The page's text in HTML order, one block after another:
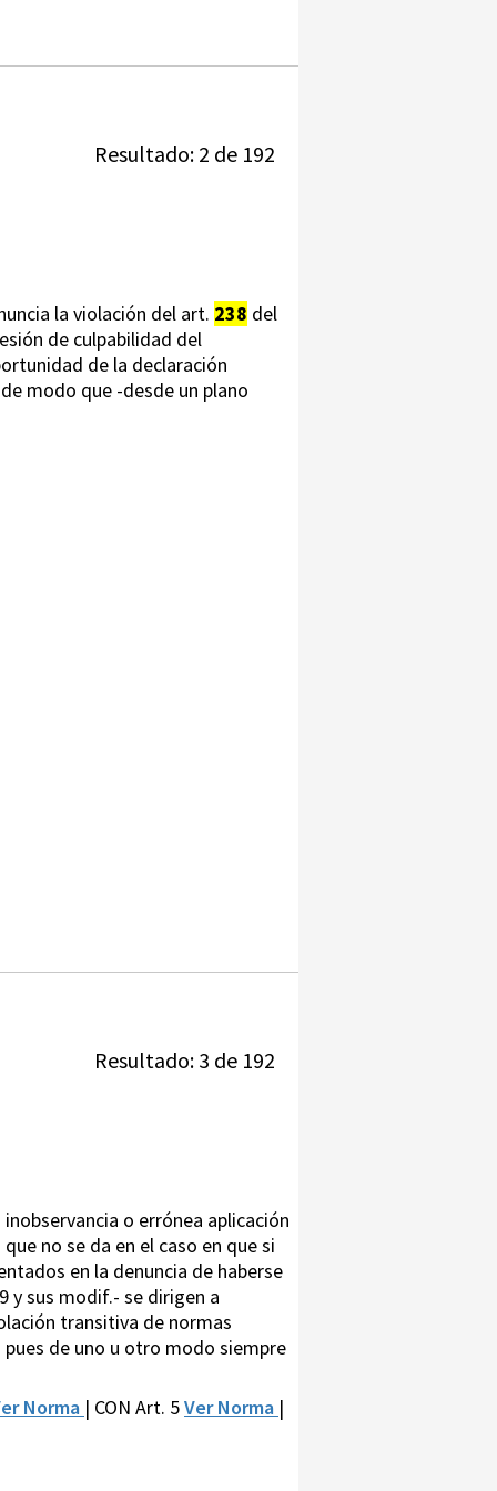
Resultado: 2 de 192
la violación del art. 238 del
de culpabilidad del
de la declaración
modo que -desde un plano
Resultado: 3 de 192
o errónea aplicación
no se da en el caso en que si
en la denuncia de haberse
y sus modif.- se dirigen a
transitiva de normas
de uno u otro modo siempre
Norma | CON Art. 5Ver Norma |